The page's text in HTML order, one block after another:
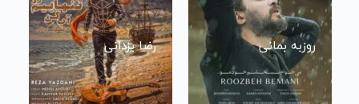
روزبه بمانی رضا یزدانی